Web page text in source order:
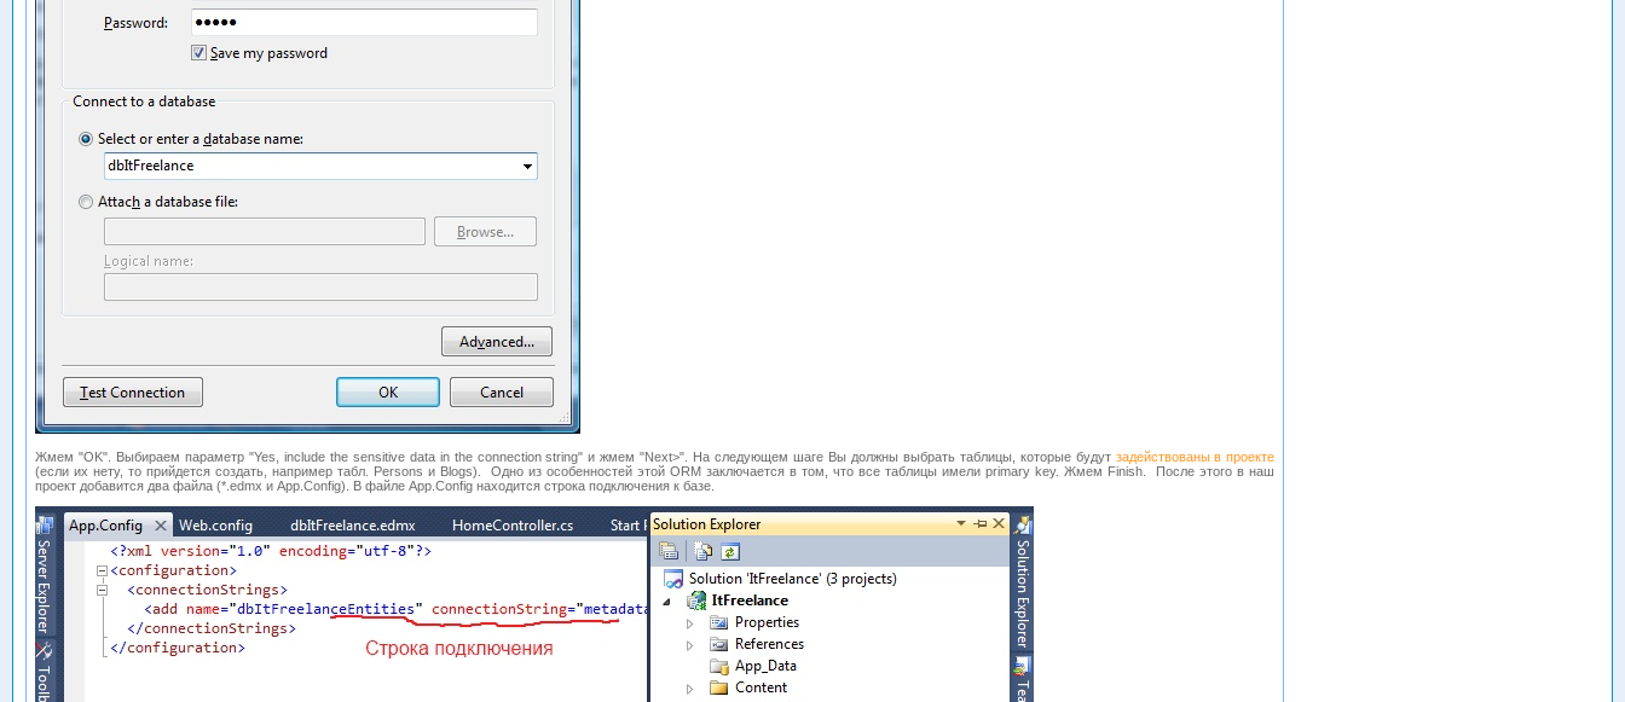
Жмем "OK". Выбираем параметр "Yes, include the sensitive data in the connection string" и жмем "Next>". На следующем шаге Вы должны выбрать таблицы, которые будут задействованы в проекте
(если их нету, то прийдется создать, например табл. Persons и Blogs). Одно из особенностей этой ORM заключается в том, что все таблицы имели primary key. Жмем Finish. После этого в наш
проект добавится два файла (*.edmx и App.Config). В файле App.Config находится строка подключения к базе.